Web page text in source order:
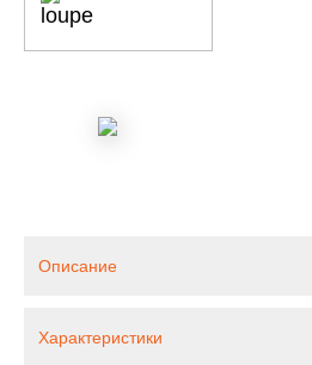
Описание
Характеристики